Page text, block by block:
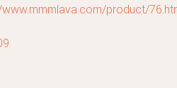
product/